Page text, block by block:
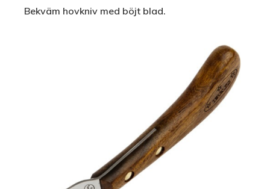
Bekväm hovkniv med böjt blad.